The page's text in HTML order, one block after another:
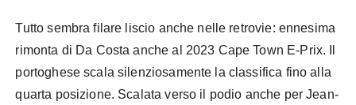
Tutto sembra filare liscio anche nelle retrovie: ennesima
rimonta di Da Costa anche al 2023 Cape Town E-Prix. Il
portoghese scala silenziosamente la classifica fino alla
quarta posizione. Scalata verso il podio anche per Jean-